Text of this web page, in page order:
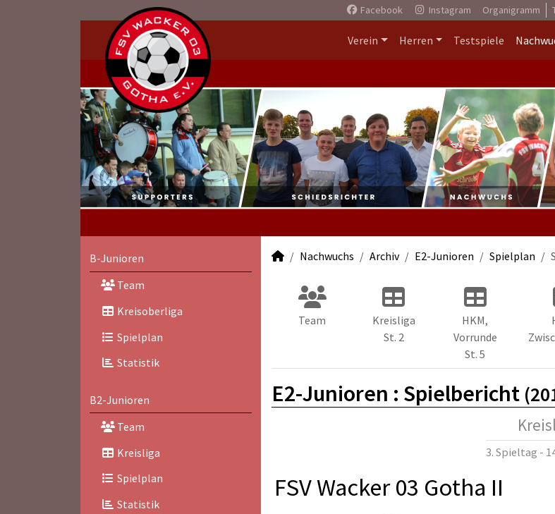
Facebook Instagram Organigramm
Verein Herren Testspiele
B-Junioren
Team
Kreisoberliga
Spielplan
Statistik
B2-Junioren
Team
Kreisliga
Spielplan
Statistik
Nachwuchs Archiv E2-Junioren Spielplan
Team
Kreisliga
St. 2
HKM,
Vorrunde
St. 5
E2-Junioren : Spielbericht
3. Spieltag -
FSV Wacker 03 Gotha II